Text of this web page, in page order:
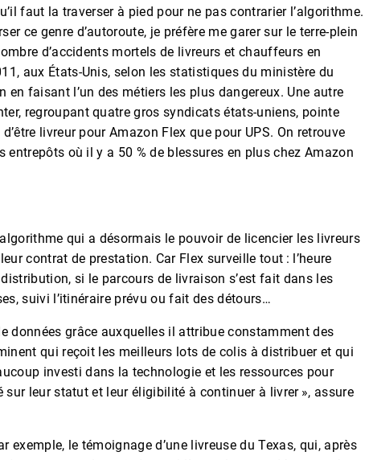
faut la traverser à pied pour ne pas contrarier l’algorithme.
ce genre d’autoroute, je préfère me garer sur le terre-plein
d’accidents mortels de livreurs et chauffeurs en
aux États-Unis, selon les statistiques du ministère du
en faisant l’un des métiers les plus dangereux. Une autre
regroupant quatre gros syndicats états-uniens, pointe
livreur pour Amazon Flex que pour UPS. On retrouve
entrepôts où il y a 50 % de blessures en plus chez Amazon
qui a désormais le pouvoir de licencier les livreurs
contrat de prestation. Car Flex surveille tout : l’heure
distribution, si le parcours de livraison s’est fait dans les
suivi l’itinéraire prévu ou fait des détours…
données grâce auxquelles il attribue constamment des
qui reçoit les meilleurs lots de colis à distribuer et qui
investi dans la technologie et les ressources pour
leur statut et leur éligibilité à continuer à livrer », assure
exemple, le témoignage d’une livreuse du Texas, qui, après